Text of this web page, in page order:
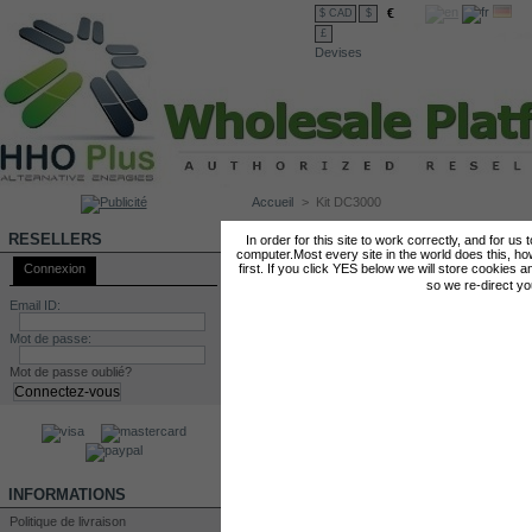
In order for this site to work correctly, and for us
computer.Most every site in the world does this,
first. If you click YES below we will store cookies
so we re-direct
$ CAD $ €
£
Devises
RESELLERS
Connexion
Email ID:
Mot de passe:
Mot de passe oublié?
INFORMATIONS
Politique de livraison
Accueil > Kit DC3000